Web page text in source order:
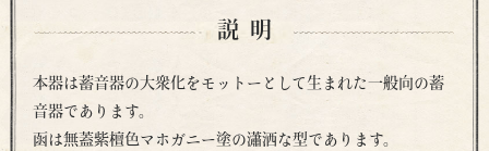
説明
本器は蓄音器の大衆化をモットーとして生まれた一般向の蓄
音器であります。
函は無蓋紫檀色マホガニー塗の瀟洒な型であります。